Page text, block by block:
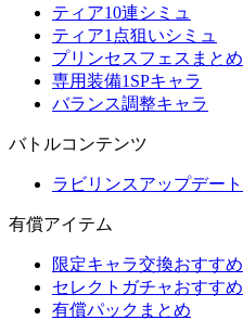
ティア10連シミュ
ティア1点狙いシミュ
プリンセスフェスまとめ
専用装備1SPキャラ
バランス調整キャラ
バトルコンテンツ
ラビリンスアップデート
有償アイテム
限定キャラ交換おすすめ
セレクトガチャおすすめ
有償パックまとめ